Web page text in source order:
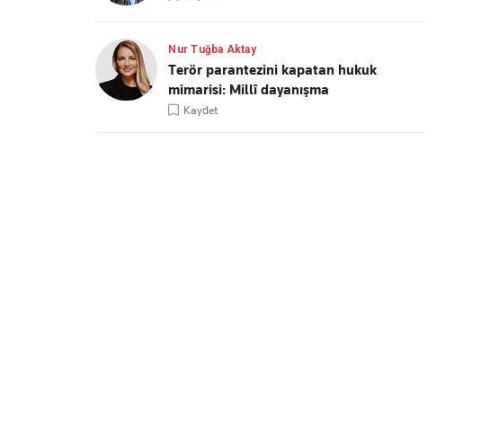
Nur Tuğba Aktay
Terör parantezini kapatan hukuk
mimarisi: Millî dayanışma
Kaydet